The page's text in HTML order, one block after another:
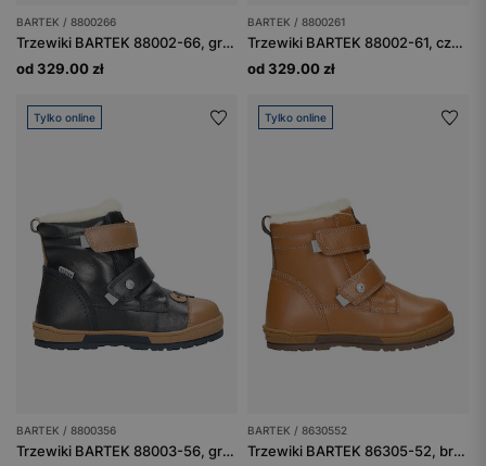
BARTEK / 8800266
Trzewiki BARTEK 88002-66, granat + czarny
od 329.00 zł
BARTEK / 8800261
Trzewiki BARTEK 88002-61, czarny + popiel
od 329.00 zł
Tylko online
BARTEK / 8800356
Trzewiki BARTEK 88003-56, granatowo-brązowe
Tylko online
BARTEK / 8630552
Trzewiki BARTEK 86305-52, brązowe